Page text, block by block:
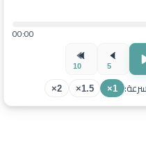
00:00
5
10
1×
1.5×
2×